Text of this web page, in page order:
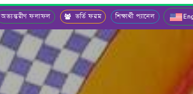
অভ্যন্তরীণ ফলাফল ভর্তি ফরম শিক্ষার্থী প্যানেল